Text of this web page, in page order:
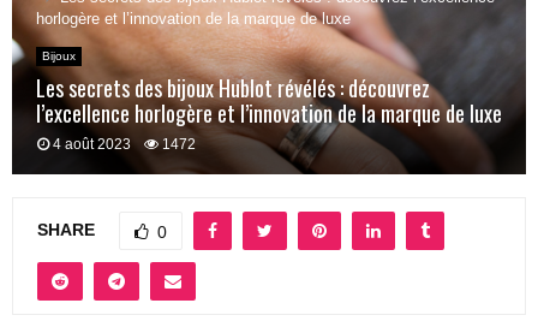
horlogère et l’innovation de la marque de luxe
Bijoux
Les secrets des bijoux Hublot révélés : découvrez
l’excellence horlogère et l’innovation de la marque de luxe
4 août 2023 1472
SHARE 0